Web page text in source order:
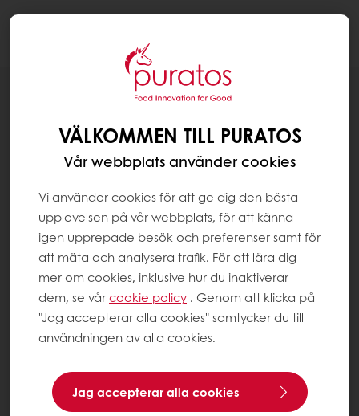
RECEPT
VÄLKOMMEN TILL PURATOS
Vår webbplats använder cookies
Vi använder cookies för att ge dig den bästa
upplevelsen på vår webbplats, för att känna
igen upprepade besök och preferenser samt för
att mäta och analysera trafik. För att lära dig
mer om cookies, inklusive hur du inaktiverar
dem, se vårcookie policy . Genom att klicka på
"Jag accepterar alla cookies" samtycker du till
användningen av alla cookies.
Jag accepterar alla cookies